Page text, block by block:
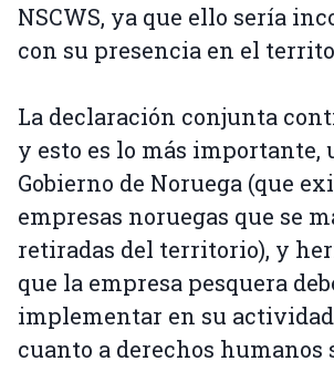
NSCWS, ya que ello sería
con su presencia en el
La declaración conjunta
y esto es lo más importante,
Gobierno de Noruega (que
empresas noruegas que se
retiradas del territorio), y
que la empresa pesquera
implementar en su
cuanto a derechos humanos